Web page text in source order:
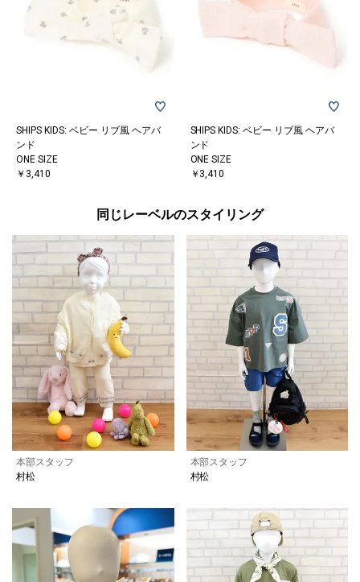
SHIPS KIDS: ベビー リブ風 ヘアバ
ンド
ONE SIZE
￥3,410
SHIPS KIDS: ベビー リブ風 ヘアバ
ンド
ONE SIZE
￥3,410
同じレーベルのスタイリング
本部スタッフ
村松
本部スタッフ
村松